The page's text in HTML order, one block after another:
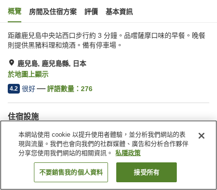
概覽 房間及住宿方案 評價 基本資訊
距離鹿兒島中央站西口步行約 3 分鐘。品嚐薩摩口味的早餐。晚餐
則提供黑豬料理和燒酒。備有停車場。
鹿兒島, 鹿兒島縣, 日本
於地圖上顯示
4.2 很好 評語數量： 276
住宿設施
停車場
水療/美容院
餐廳
自動販賣機
找客房
本網站使用 cookie 以提升使用者體驗，並分析我們網站的表
現與流量。我們也會向我們的社群媒體、廣告和分析合作夥伴
分享您使用我們網站的相關資訊。
私隱政策
不要銷售我的個人資料 接受所有